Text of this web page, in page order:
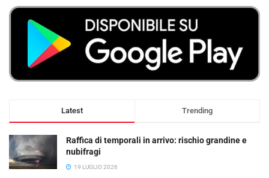
Latest Trending
Raffica di temporali in arrivo: rischio grandine e
nubifragi
19 LUGLIO 2026